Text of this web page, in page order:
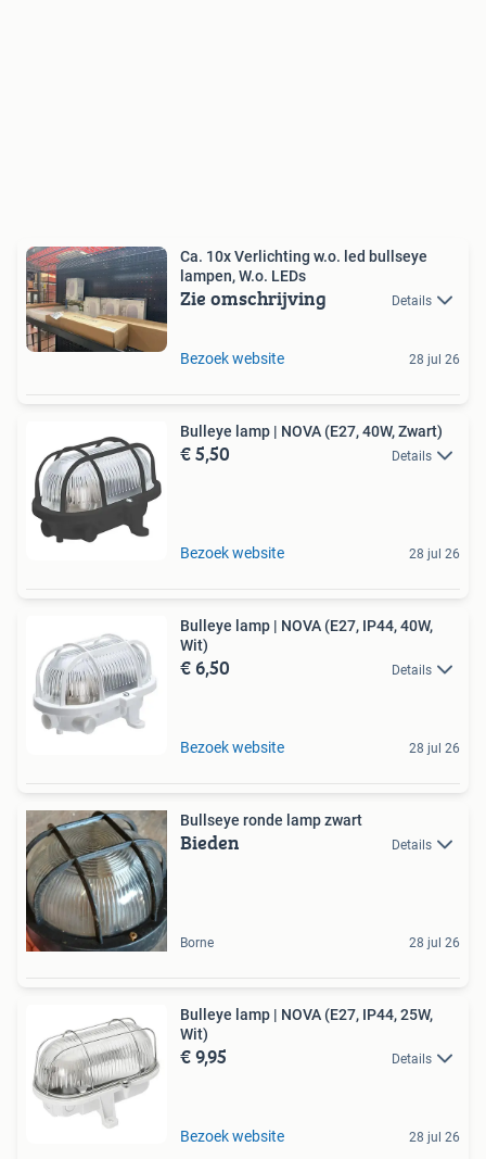
Ca. 10x Verlichting w.o. led bullseye
lampen, W.o. LEDs
Zie omschrijving Details
Bezoek website 28 jul 26
Bulleye lamp | NOVA (E27, 40W, Zwart)
€ 5,50 Details
Bezoek website 28 jul 26
Bulleye lamp | NOVA (E27, IP44, 40W,
Wit)
€ 6,50 Details
Bezoek website 28 jul 26
Bullseye ronde lamp zwart
Bieden Details
Borne 28 jul 26
Bulleye lamp | NOVA (E27, IP44, 25W,
Wit)
€ 9,95 Details
Bezoek website 28 jul 26